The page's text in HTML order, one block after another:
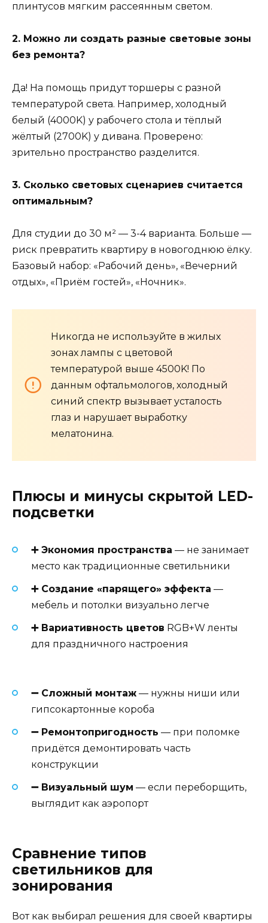
плинтусов мягким рассеянным светом.
2. Можно ли создать разные световые зоны
без ремонта?
Да! На помощь придут торшеры с разной
температурой света. Например, холодный
белый (4000K) у рабочего стола и тёплый
жёлтый (2700K) у дивана. Проверено:
зрительно пространство разделится.
3. Сколько световых сценариев считается
оптимальным?
Для студии до 30 м² — 3-4 варианта. Больше —
риск превратить квартиру в новогоднюю ёлку.
Базовый набор: «Рабочий день», «Вечерний
отдых», «Приём гостей», «Ночник».
Никогда не используйте в жилых
зонах лампы с цветовой
температурой выше 4500K! По
данным офтальмологов, холодный
синий спектр вызывает усталость
глаз и нарушает выработку
мелатонина.
Плюсы и минусы скрытой LED-
подсветки
➕ Экономия пространства — не занимает
место как традиционные светильники
➕ Создание «парящего» эффекта —
мебель и потолки визуально легче
➕ Вариативность цветов RGB+W ленты
для праздничного настроения
➖ Сложный монтаж — нужны ниши или
гипсокартонные короба
➖ Ремонтопригодность — при поломке
придётся демонтировать часть
конструкции
➖ Визуальный шум — если переборщить,
выглядит как аэропорт
Сравнение типов
светильников для
зонирования
Вот как выбирал решения для своей квартиры